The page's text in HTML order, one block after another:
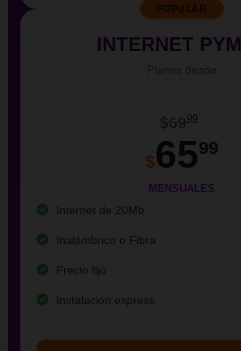
POPULAR
INTERNET
$6999
$6599
MENSUALES
Internet de 20Mb
Inalámbrico o Fibra
Precio fijo
Instalación express